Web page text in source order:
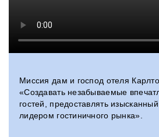
Миссия дам и господ отеля
«Создавать незабываемые
гостей, предоставлять
лидером гостиничного рынка».